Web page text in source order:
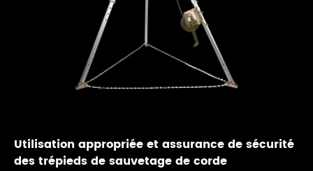
Utilisation appropriée et assurance de sécurité
des trépieds de sauvetage de corde